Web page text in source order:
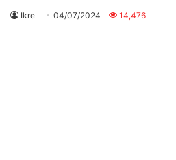
Ikre 04/07/2024 14,476